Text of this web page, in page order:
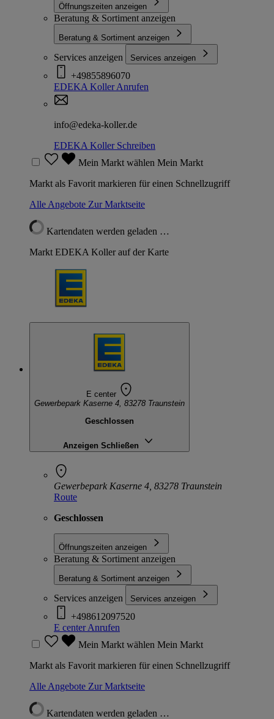
Öffnungszeiten anzeigen
Beratung & Sortiment anzeigen
Beratung & Sortiment anzeigen
Services anzeigen Services anzeigen
+49855896070
EDEKA KollerAnrufen
info@edeka-koller.de
EDEKA KollerSchreiben
Mein Markt wählen Mein Markt
Markt als Favorit markieren für einen Schnellzugriff
Alle Angebote Zur Marktseite
Kartendaten werden geladen …
Markt EDEKA Koller auf der Karte
E center
Gewerbepark Kaserne 4, 83278 Traunstein
Geschlossen
Anzeigen Schließen
Gewerbepark Kaserne 4, 83278 Traunstein
Route
Geschlossen
Öffnungszeiten anzeigen
Beratung & Sortiment anzeigen
Beratung & Sortiment anzeigen
Services anzeigen Services anzeigen
+498612097520
E centerAnrufen
Mein Markt wählen Mein Markt
Markt als Favorit markieren für einen Schnellzugriff
Alle Angebote Zur Marktseite
Kartendaten werden geladen …